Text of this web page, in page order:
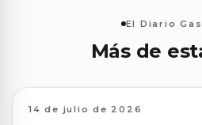
El Diario
Más de
14 de julio de 2026